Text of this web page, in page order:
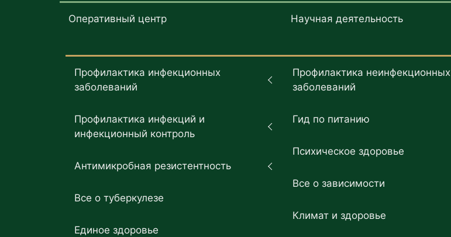
Оперативный центр Научная деятельность
Профилактика инфекционных
заболеваний
Профилактика инфекций и
инфекционный контроль
Антимикробная резистентность
Все о туберкулезе
Единое здоровье
Профилактика неинфекционных
заболеваний
Гид по питанию
Психическое здоровье
Все о зависимости
Климат и здоровье